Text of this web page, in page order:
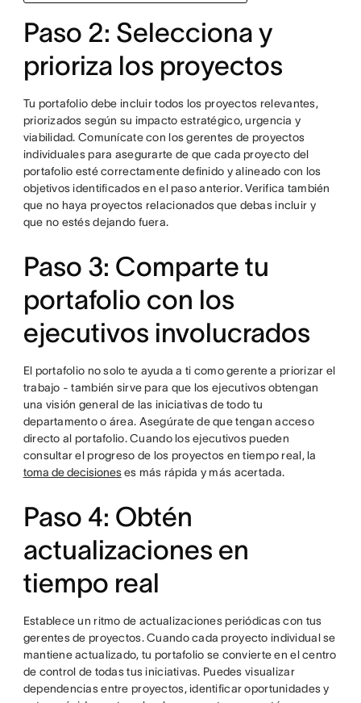
Paso 2: Selecciona y
prioriza los proyectos
Tu portafolio debe incluir todos los proyectos relevantes,
priorizados según su impacto estratégico, urgencia y
viabilidad. Comunícate con los gerentes de proyectos
individuales para asegurarte de que cada proyecto del
portafolio esté correctamente definido y alineado con los
objetivos identificados en el paso anterior. Verifica también
que no haya proyectos relacionados que debas incluir y
que no estés dejando fuera.
Paso 3: Comparte tu
portafolio con los
ejecutivos involucrados
El portafolio no solo te ayuda a ti como gerente a priorizar el
trabajo - también sirve para que los ejecutivos obtengan
una visión general de las iniciativas de todo tu
departamento o área. Asegúrate de que tengan acceso
directo al portafolio. Cuando los ejecutivos pueden
consultar el progreso de los proyectos en tiempo real, la
toma de decisioneses más rápida y más acertada.
Paso 4: Obtén
actualizaciones en
tiempo real
Establece un ritmo de actualizaciones periódicas con tus
gerentes de proyectos. Cuando cada proyecto individual se
mantiene actualizado, tu portafolio se convierte en el centro
de control de todas tus iniciativas. Puedes visualizar
dependencias entre proyectos, identificar oportunidades y